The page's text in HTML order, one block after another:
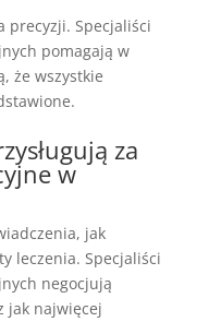
precyzji. Specjaliści
pomagają w
że wszystkie
za
w
jak
leczenia. Specjaliści
negocjują
jak najwięcej